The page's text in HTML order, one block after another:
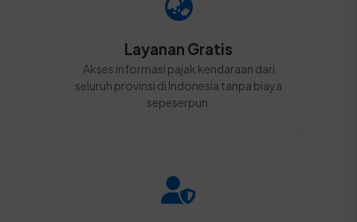
Layanan Gratis
Akses informasi pajak kendaraan dari
seluruh provinsi di Indonesia tanpa biaya
sepeserpun.